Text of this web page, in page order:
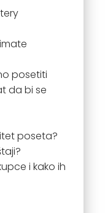
posetiti
da bi se
poseta?
i kako ih